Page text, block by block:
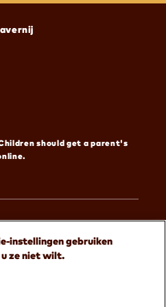
should get a parent's
instellingen gebruiken
ze niet wilt.